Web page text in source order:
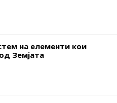
на елементи кои
Земјата